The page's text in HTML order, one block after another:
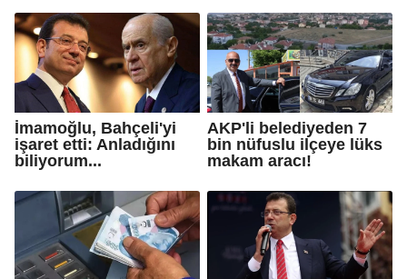
İmamoğlu, Bahçeli'yi
işaret etti: Anladığını
biliyorum...
AKP'li belediyeden 7
bin nüfuslu ilçeye lüks
makam aracı!